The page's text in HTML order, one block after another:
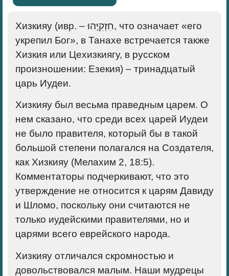
Хизкияу (ивр. – ‏חִזְקִיָּהוּ‏‎, что означает «его
укрепил Бог», в Танахе встречается также
Хизкия или Цехизкиягу, в русском
произношении: Езекия) – тринадцатый
царь Иудеи.
Хизкияу был весьма праведным царем. О
нем сказано, что среди всех царей Иудеи
не было правителя, который бы в такой
большой степени полагался на Создателя,
как Хизкияу (Мелахим 2, 18:5).
Комментаторы подчеркивают, что это
утверждение не относится к царям Давиду
и Шломо, поскольку они считаются не
только иудейскими правителями, но и
царями всего еврейского народа.
Хизкияу отличался скромностью и
довольствовался малым. Наши мудрецы